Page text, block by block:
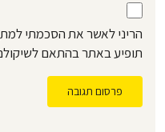
הריני לאשר את הסכמתי
תופיע באתר בהתאם
פרסום תגובה